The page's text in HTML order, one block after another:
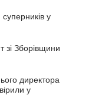
у
зі Зборівщини
директора
у